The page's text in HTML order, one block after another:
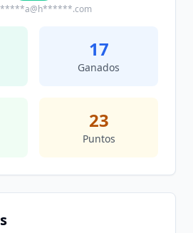
17
Ganados
23
Puntos